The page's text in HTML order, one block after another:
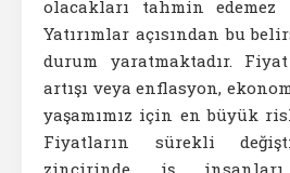
olacakları tahmin edemez
Yatırımlar açısından bu
durum yaratmaktadır.
artışı veya enflasyon,
yaşamımız için en büyük
Fiyatların sürekli